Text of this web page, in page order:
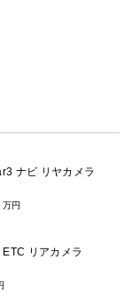
ナビ リヤカメラ
万円
リアカメラ